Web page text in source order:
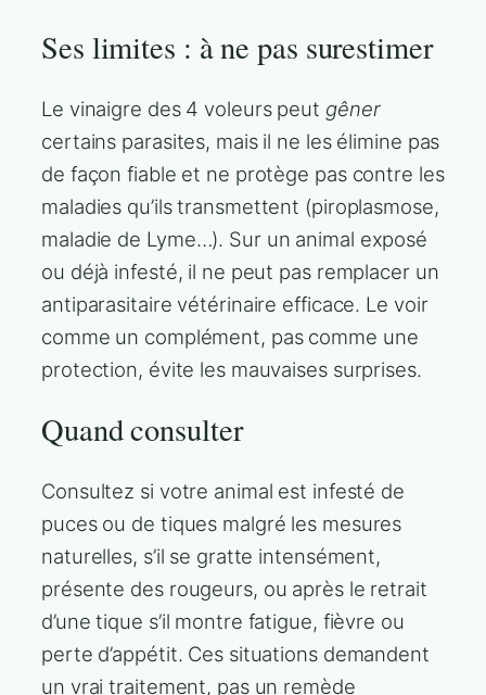
Ses limites : à ne pas surestimer
Le vinaigre des 4 voleurs peut gêner
certains parasites, mais il ne les élimine pas
de façon fiable et ne protège pas contre les
maladies qu’ils transmettent (piroplasmose,
maladie de Lyme…). Sur un animal exposé
ou déjà infesté, il ne peut pas remplacer un
antiparasitaire vétérinaire efficace. Le voir
comme un complément, pas comme une
protection, évite les mauvaises surprises.
Quand consulter
Consultez si votre animal est infesté de
puces ou de tiques malgré les mesures
naturelles, s’il se gratte intensément,
présente des rougeurs, ou après le retrait
d’une tique s’il montre fatigue, fièvre ou
perte d’appétit. Ces situations demandent
un vrai traitement, pas un remède